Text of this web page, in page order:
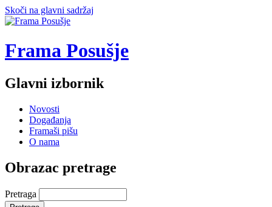
Skoči na glavni sadržaj
Frama Posušje
Glavni izbornik
Novosti
Događanja
Framaši pišu
O nama
Obrazac pretrage
Pretraga